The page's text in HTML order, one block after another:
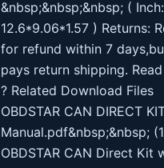
&nbsp;&nbsp;&nbsp; ( Inch:
12.6*9.06*1.57 ) Returns:
for refund within 7
pays return shipping.
? Related Download Files
OBDSTAR CAN DIRECT
Manual.pdf&nbsp;&nbsp;
OBDSTAR CAN Direct Kit